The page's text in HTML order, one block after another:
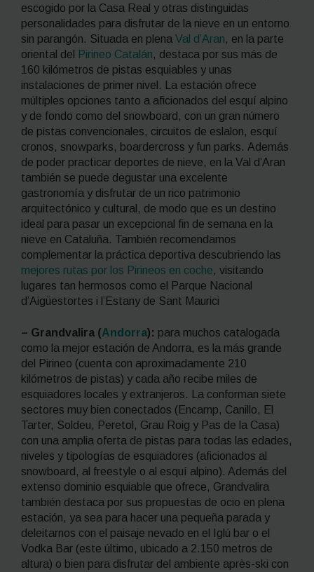
escogido por la Casa Real y otras distinguidas
personalidades para disfrutar de la nieve en un entorno
sin parangón. Situada en plena Val d’Aran, en la parte
oriental del
Pirineo Catalán, destaca por sus más de
160 kilómetros de pistas esquiables y unas
instalaciones de primer nivel. La estación ofrece
múltiples opciones tanto a aficionados del esquí alpino
y de fondo como del snowboard , con un gran número
de pistas convencionales, circuitos de eslalon, esquí
cronos, snowparks, boardercross y fun parks. Además
de poder practicar deportes de nieve, en la Val d’Aran
también se puede degustar una excelente
gastronomía y disfrutar de un rico patrimonio
arquitectónico y cultural, de modo que es un destino
ideal para pasar un excepcional fin de semana en la
nieve en Cataluña. También recomendamos
complementar la práctica deportiva descubriendo las
mejores rutas por los Pirineos en coche, visitando
lugares tan hermosos como el Parque Nacional
d’Aigüestortes i l’Estany de Sant Maurici
– Grandvalira (Andorra): para muchos catalogada
como la mejor estación de Andorra, es la más grande
del Pirineo (cuenta con aproximadamente 210
kilómetros de pistas) y cada año recibe miles de
esquiadores locales y extranjeros. La conforman siete
sectores muy bien conectados (Encamp, Canillo, El
Tarter, Soldeu, Peretol, Grau Roig y Pas de la Casa)
con una amplia oferta de pistas para todas las edades,
niveles y tipologías de esquiadores (aficionados al
snowboard, al freestyle o al esquí alpino). Además del
extenso dominio esquiable que ofrece, Grandvalira
también destaca por sus propuestas de ocio en plena
estación, ya sea para hacer una pequeña parada y
deleitarnos con el paisaje nevado en el Iglú bar o el
Vodka Bar (este último, ubicado a 2.150 metros de
altura) o bien para disfrutar del ambiente après-ski con